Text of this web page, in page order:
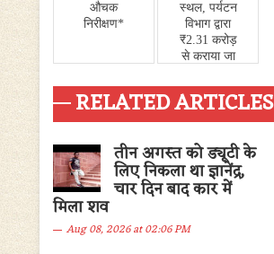
औचक
निरीक्षण*
स्थल, पर्यटन
विभाग द्वारा
₹2.31 करोड़
से कराया जा
सौन्दर्यीकरण*
RELATED ARTICLES
तीन अगस्त को ड्यूटी के
लिए निकला था ज्ञानेंद्र,
चार दिन बाद कार में
मिला शव
Aug 08, 2026 at 02:06 PM